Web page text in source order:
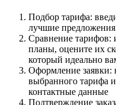
Подбор тарифа:
лучшие
Сравнение тарифов:
планы, оцените их
который идеально
Оформление заявки:
выбранного тарифа и
контактные данные
Подтверждение